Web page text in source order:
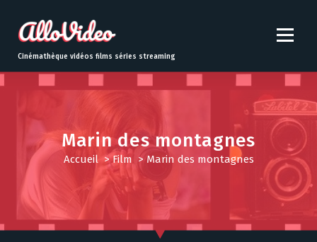
t
o
Cinémathèque vidéos films séries streaming
Marin des montagnes
Accueil>Film >Marin des montagnes